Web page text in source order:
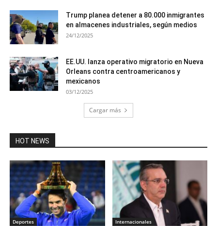
Trump planea detener a 80.000 inmigrantes
en almacenes industriales, según medios
24/12/2025
EE.UU. lanza operativo migratorio en Nueva
Orleans contra centroamericanos y
mexicanos
03/12/2025
Cargar más
HOT NEWS
Deportes Internacionales